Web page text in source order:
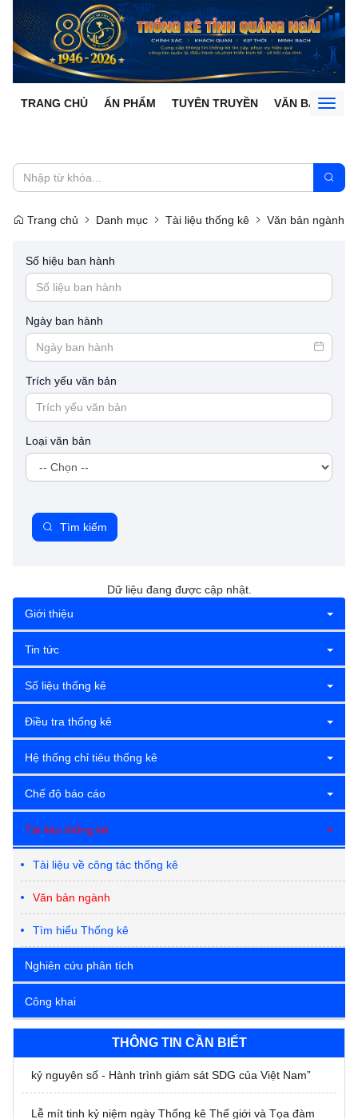
TRANG CHỦ ẤN PHẨM TUYÊN TRUYỀN VĂN BẢN
Trang chủ Danh mục Tài liệu thống kê Văn bản ngành
Số hiệu ban hành
Ngày ban hành
Trích yếu văn bản
Loại văn bản
Tìm kiếm
Dữ liệu đang được cập nhật.
Giới thiệu
Tin tức
Số liệu thống kê
Điều tra thống kê
Hệ thống chỉ tiêu thống kê
Chế độ báo cáo
Tài liệu thống kê
Tài liệu về công tác thống kê
Văn bản ngành
Tìm hiểu Thống kê
Nghiên cứu phân tích
Công khai
THÔNG TIN CẦN BIẾT
Lễ mít tinh kỷ niệm ngày Thống kê Thế giới và Tọa đàm
cấp cao với chủ đề “Thống kê vì tương lai bền vững trong
kỷ nguyên số - Hành trình giám sát SDG của Việt Nam”
cấp cao với chủ đề “Thống kê vì tương lai bền vững trong